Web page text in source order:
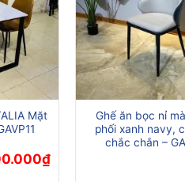
Mặt
₫Giá
hiện
Ghế ăn bọc nỉ
phối xanh navy,
chắc chắn –